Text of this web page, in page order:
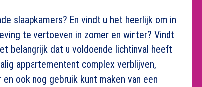
slaapkamers? En vindt u het heerlijk om in
te vertoeven in zomer en winter? Vindt
belangrijk dat u voldoende lichtinval heeft
appartementent complex verblijven,
ook nog gebruik kunt maken van een